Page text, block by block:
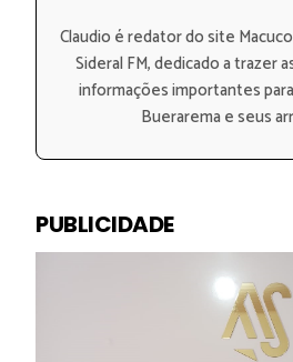
Claudio é redator do site
Sideral FM, dedicado a trazer
informações importantes
Buerarema e seus
PUBLICIDADE